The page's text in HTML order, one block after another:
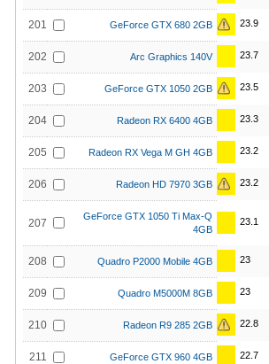
201 GeForce GTX 680 2GB 23.9
202 Arc Graphics 140V 23.7
203 GeForce GTX 1050 2GB 23.5
204 Radeon RX 6400 4GB 23.3
205 Radeon RX Vega M GH 4GB 23.2
206 Radeon HD 7970 3GB 23.2
207
GeForce GTX 1050 Ti Max-Q
4GB
23.1
208 Quadro P2000 Mobile 4GB 23
209 Quadro M5000M 8GB 23
210 Radeon R9 285 2GB 22.8
211 GeForce GTX 960 4GB 22.7